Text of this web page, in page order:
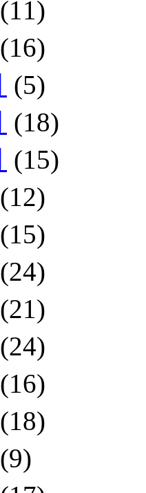
(11)
(16)
(5)
(18)
(15)
(12)
(15)
(24)
(21)
(24)
(16)
(18)
(9)